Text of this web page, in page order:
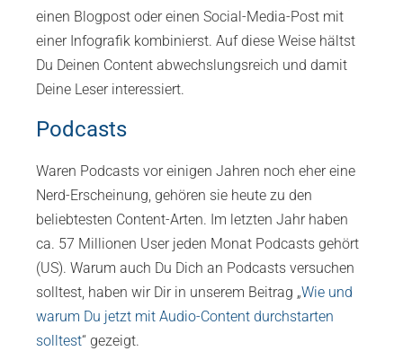
einen Blogpost oder einen Social-Media-Post mit
einer Infografik kombinierst. Auf diese Weise hältst
Du Deinen Content abwechslungsreich und damit
Deine Leser interessiert.
Podcasts
Waren Podcasts vor einigen Jahren noch eher eine
Nerd-Erscheinung, gehören sie heute zu den
beliebtesten Content-Arten. Im letzten Jahr haben
ca. 57 Millionen User jeden Monat Podcasts gehört
(US). Warum auch Du Dich an Podcasts versuchen
solltest, haben wir Dir in unserem Beitrag „Wie und
warum Du jetzt mit Audio-Content durchstarten
solltest“ gezeigt.